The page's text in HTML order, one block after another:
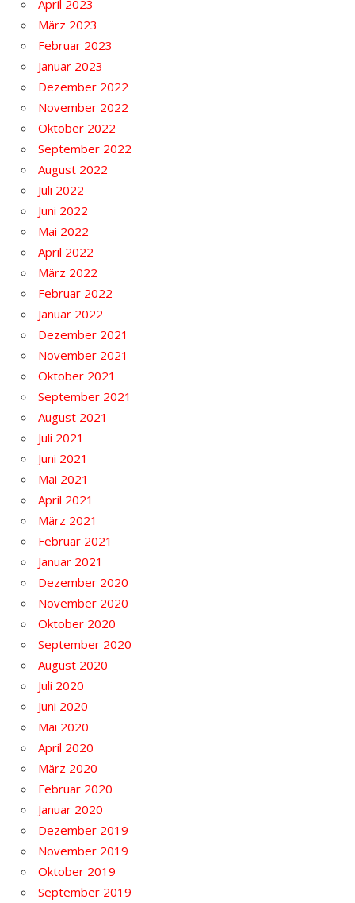
April 2023
März 2023
Februar 2023
Januar 2023
Dezember 2022
November 2022
Oktober 2022
September 2022
August 2022
Juli 2022
Juni 2022
Mai 2022
April 2022
März 2022
Februar 2022
Januar 2022
Dezember 2021
November 2021
Oktober 2021
September 2021
August 2021
Juli 2021
Juni 2021
Mai 2021
April 2021
März 2021
Februar 2021
Januar 2021
Dezember 2020
November 2020
Oktober 2020
September 2020
August 2020
Juli 2020
Juni 2020
Mai 2020
April 2020
März 2020
Februar 2020
Januar 2020
Dezember 2019
November 2019
Oktober 2019
September 2019